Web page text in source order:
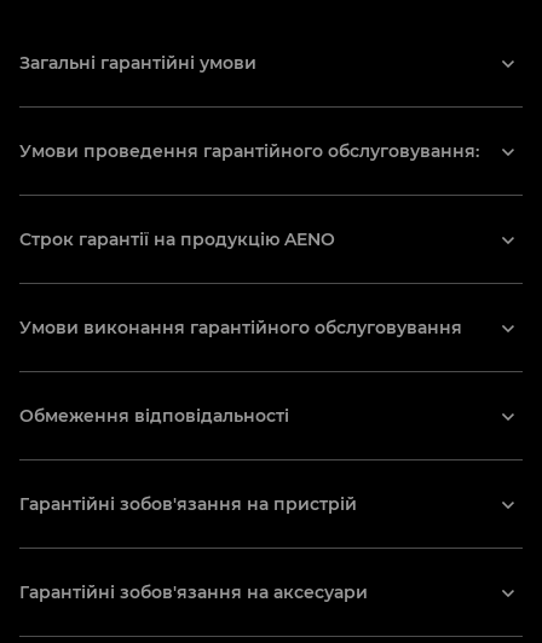
Prioritet
22 Staryi Podil St., Тернопіль, Україна
(067) 413-03-88
(032) 240-36-76
102 Lyubinska St., Львів, Україна
Загальні гарантійні умови
Умови проведення гарантійного обслуговування:
Строк гарантії на продукцію AENO
Умови виконання гарантійного обслуговування
Обмеження відповідальності
Гарантійні зобов'язання на пристрій
Гарантійні зобов'язання на аксесуари